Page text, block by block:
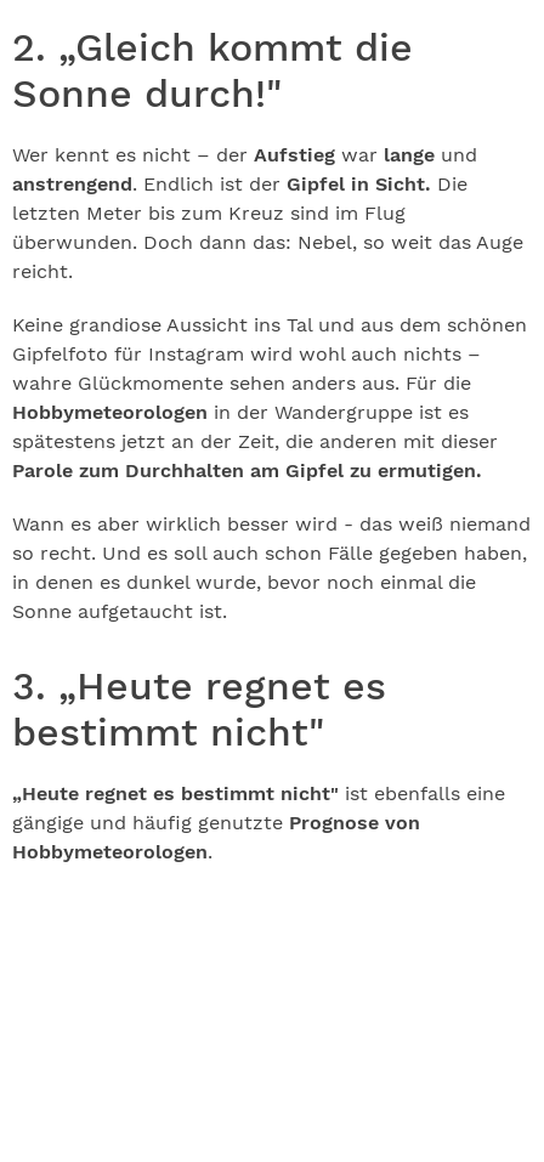
2. „Gleich kommt die
Sonne durch!"
Wer kennt es nicht – der Aufstieg war lange und
anstrengend. Endlich ist der Gipfel in Sicht. Die
letzten Meter bis zum Kreuz sind im Flug
überwunden. Doch dann das: Nebel, so weit das Auge
reicht.
Keine grandiose Aussicht ins Tal und aus dem schönen
Gipfelfoto für Instagram wird wohl auch nichts –
wahre Glückmomente sehen anders aus. Für die
Hobbymeteorologen in der Wandergruppe ist es
spätestens jetzt an der Zeit, die anderen mit dieser
Parole zum Durchhalten am Gipfel zu ermutigen.
Wann es aber wirklich besser wird - das weiß niemand
so recht. Und es soll auch schon Fälle gegeben haben,
in denen es dunkel wurde, bevor noch einmal die
Sonne aufgetaucht ist.
3. „Heute regnet es
bestimmt nicht"
„Heute regnet es bestimmt nicht" ist ebenfalls eine
gängige und häufig genutzte Prognose von
Hobbymeteorologen.